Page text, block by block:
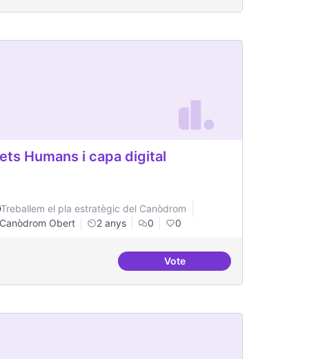
Humans i capa digital
Treballem el pla estratègic del Canòdrom
Canòdrom Obert
2 anys 0 0
VoteDrets Humans i capa digital